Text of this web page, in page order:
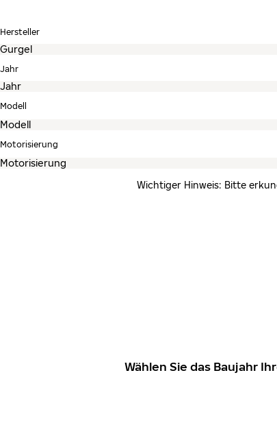
Hersteller
Jahr
Modell
Motorisierung
Wichtiger Hinweis: Bitte
Wählen Sie das Baujahr